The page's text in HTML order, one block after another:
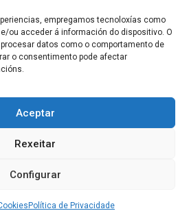
empregamos tecnoloxías como
ou acceder á información do dispositivo. O
datos como o comportamento de
o consentimento pode afectar
Aceptar
Rexeitar
Configurar
Política de Privacidade
pública